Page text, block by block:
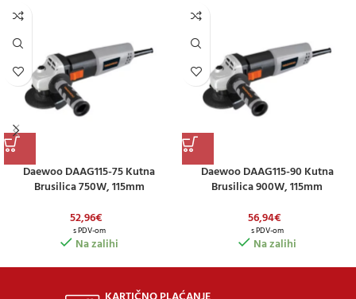
Daewoo DAAG115-75 Kutna
Brusilica 750W, 115mm
52,96€
s PDV-om
Na zalihi
Daewoo DAAG115-90 Kutna
Brusilica 900W, 115mm
56,94€
s PDV-om
Na zalihi